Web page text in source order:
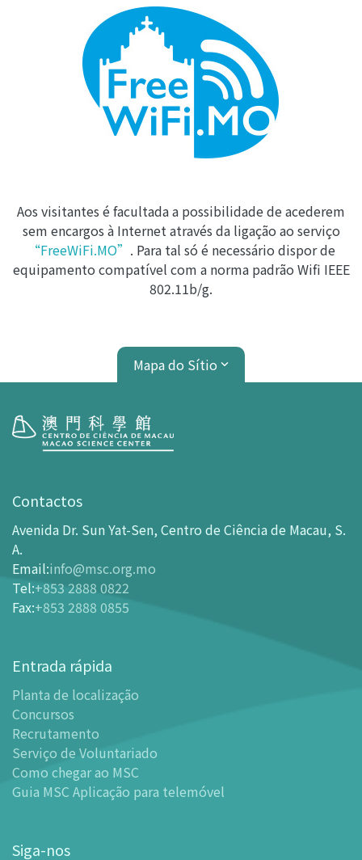
Aos visitantes é facultada a possibilidade de acederem
sem encargos à Internet através da ligação ao serviço
“FreeWiFi.MO” . Para tal só é necessário dispor de
equipamento compatível com a norma padrão Wifi IEEE
802.11b/g.
Mapa do Sítio
Horário de Funcionamento
Como chegar ao MSC
Bilheteira
- Comprar Ingressos On-line
- Ingressos e Tabela de Descontos
- Planta de localização
- Guia MSC Aplicação para telemóvel
Instalações
-
Mundo das Crianças
- Centro de Exibições
- Planetário
leitura
Contactos
Avenida Dr. Sun Yat-Sen, Centro de Ciência de Macau, S.
A.
Email:info@msc.org.mo
Tel:+853 2888 0822
Fax:+853 2888 0855
Entrada rápida
Planta de localização
Concursos
Recrutamento
Serviço de Voluntariado
Como chegar ao MSC
Guia MSC Aplicação para telemóvel
Siga-nos